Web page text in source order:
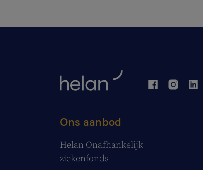
Ons aanbod
Helan Onafhankelijk
ziekenfonds